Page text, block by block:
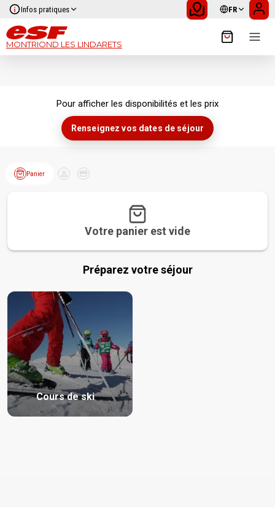
Infos pratiques FR
MONTRIOND LES LINDARETS
Pour afficher les disponibilités et les prix
Renseignez vos dates de séjour
Panier Client
Votre panier est vide
Préparez votre séjour
Cours de ski